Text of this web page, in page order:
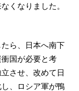
くなりました。
ら、日本へ南下
国が必要と考
させ、改めて日
、ロシア軍が鴨